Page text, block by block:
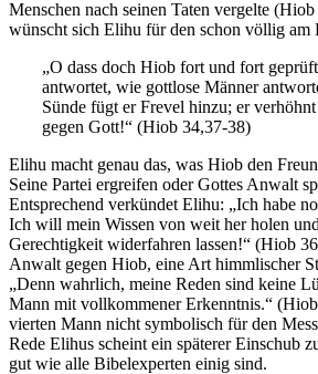
Menschen nach seinen Taten vergelte
wünscht sich Elihu für den schon völlig am
„O dass doch Hiob fort und fort
antwortet, wie gottlose Männer
Sünde fügt er Frevel hinzu; er
gegen Gott!“ (Hiob 34,37-38)
Elihu macht genau das, was Hiob den
Seine Partei ergreifen oder Gottes Anwalt
Entsprechend verkündet Elihu: „Ich habe
Ich will mein Wissen von weit her holen
Gerechtigkeit widerfahren lassen!“ (Hiob
Anwalt gegen Hiob, eine Art himmlischer
„Denn wahrlich, meine Reden sind keine
Mann mit vollkommener Erkenntnis.“
vierten Mann nicht symbolisch für den
Rede Elihus scheint ein späterer Einschub
gut wie alle Bibelexperten einig sind.